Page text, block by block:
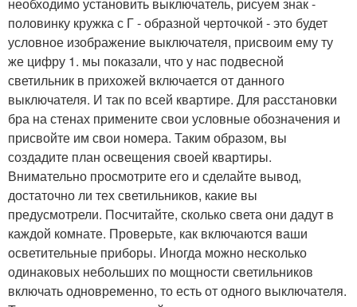
половинку кружка с Г - образной черточкой - это будет
условное изображение выключателя, присвоим ему ту
же цифру 1. мы показали, что у нас подвесной
светильник в прихожей включается от данного
выключателя. И так по всей квартире. Для расстановки
бра на стенах примените свои условные обозначения и
присвойте им свои номера. Таким образом, вы
создадите план освещения своей квартиры.
Внимательно просмотрите его и сделайте вывод,
достаточно ли тех светильников, какие вы
предусмотрели. Посчитайте, сколько света они дадут в
каждой комнате. Проверьте, как включаются ваши
осветительные приборы. Иногда можно несколько
одинаковых небольших по мощности светильников
включать одновременно, то есть от одного выключателя.